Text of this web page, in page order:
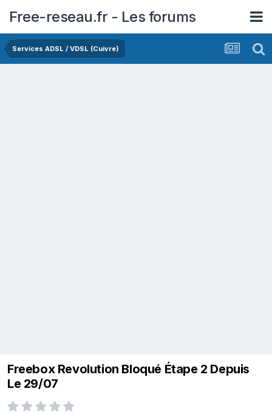
Free-reseau.fr - Les forums
Services ADSL / VDSL (Cuivre)
Freebox Revolution Bloqué Étape 2 Depuis
Le 29/07